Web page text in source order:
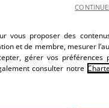
vous proposer des
et de membre, mesurer
gérer vos préférences
consulter notre